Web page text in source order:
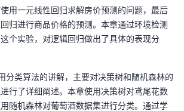
用一元线性回归求解房价预测的问题，最后
归进行商品价格的预测。本章通过环境检测
个实验，对逻辑回归做出了具体的表现分
类算法的讲解，主要对决策树和随机森林的
行了详细阐述。本章使用决策树对鸢尾花数
随机森林对葡萄酒数据集进行分类。通过学